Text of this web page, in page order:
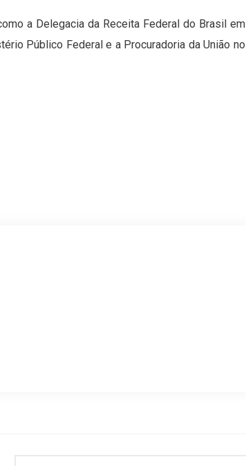
a Delegacia da Receita Federal do Brasil em
Público Federal e a Procuradoria da União no